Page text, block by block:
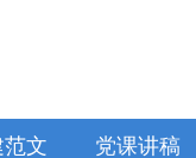
文 党课讲稿